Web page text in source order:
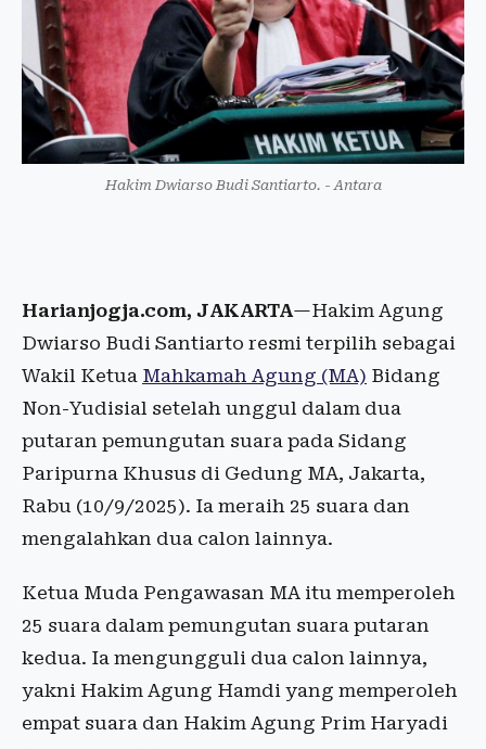
Hakim Dwiarso Budi Santiarto. - Antara
Harianjogja.com, JAKARTA—Hakim Agung
Dwiarso Budi Santiarto resmi terpilih sebagai
Wakil Ketua Mahkamah Agung (MA) Bidang
Non-Yudisial setelah unggul dalam dua
putaran pemungutan suara pada Sidang
Paripurna Khusus di Gedung MA, Jakarta,
Rabu (10/9/2025). Ia meraih 25 suara dan
mengalahkan dua calon lainnya.
Ketua Muda Pengawasan MA itu memperoleh
25 suara dalam pemungutan suara putaran
kedua. Ia mengungguli dua calon lainnya,
yakni Hakim Agung Hamdi yang memperoleh
empat suara dan Hakim Agung Prim Haryadi